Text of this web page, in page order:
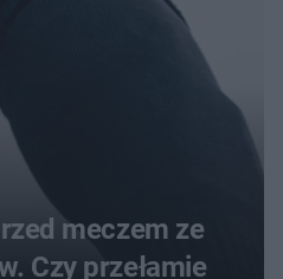
meczem ze
Czy przełamie